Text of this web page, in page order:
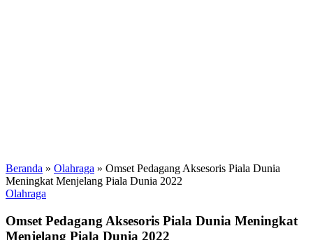
Beranda » Olahraga » Omset Pedagang Aksesoris Piala Dunia
Meningkat Menjelang Piala Dunia 2022
Olahraga
Omset Pedagang Aksesoris Piala Dunia Meningkat
Menjelang Piala Dunia 2022